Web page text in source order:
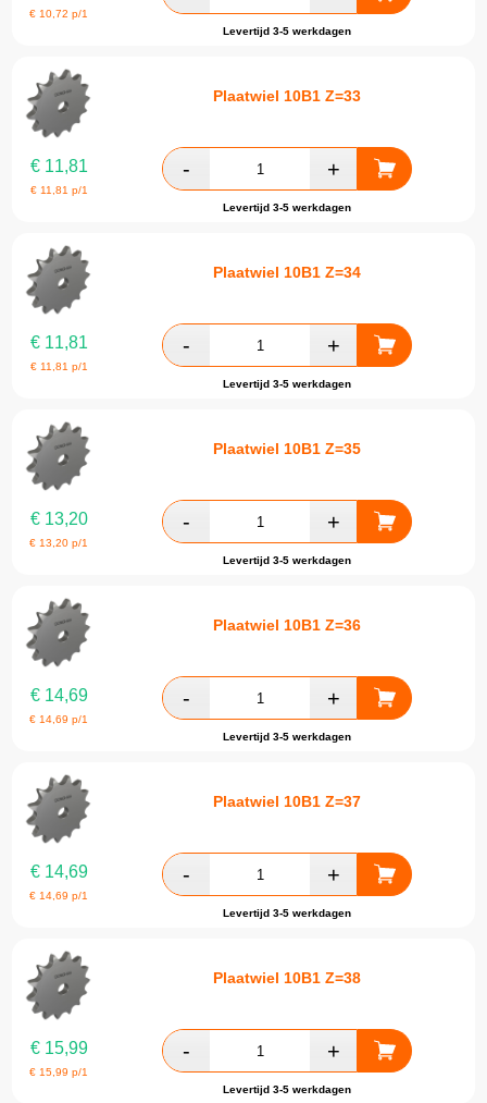
€ 10,72 p/1
Levertijd 3-5 werkdagen
Plaatwiel 10B1 Z=33
€11,81
€ 11,81 p/1
Levertijd 3-5 werkdagen
Plaatwiel 10B1 Z=34
€11,81
€ 11,81 p/1
Levertijd 3-5 werkdagen
Plaatwiel 10B1 Z=35
€13,20
€ 13,20 p/1
Levertijd 3-5 werkdagen
Plaatwiel 10B1 Z=36
€14,69
€ 14,69 p/1
Levertijd 3-5 werkdagen
Plaatwiel 10B1 Z=37
€14,69
€ 14,69 p/1
Levertijd 3-5 werkdagen
Plaatwiel 10B1 Z=38
€15,99
€ 15,99 p/1
Levertijd 3-5 werkdagen